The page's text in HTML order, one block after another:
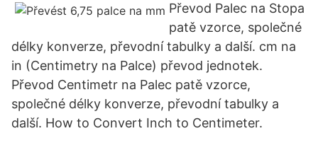
Převod Palec na Stopa
patě vzorce, společné
délky konverze, převodní tabulky a další. cm na
in (Centimetry na Palce) převod jednotek.
Převod Centimetr na Palec patě vzorce,
společné délky konverze, převodní tabulky a
další. How to Convert Inch to Centimeter.